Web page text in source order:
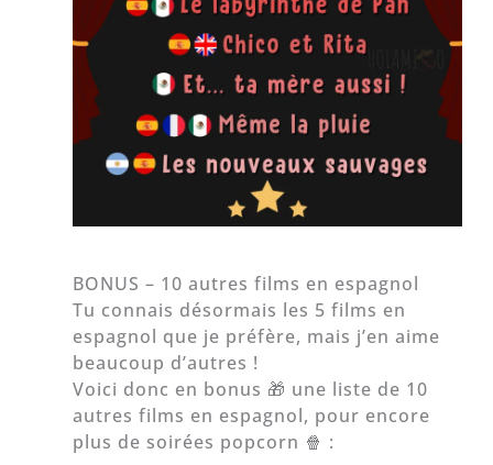
BONUS – 10 autres films en espagnol
Tu connais désormais les 5 films en
espagnol que je préfère, mais j’en aime
beaucoup d’autres !
Voici donc en bonus 🎁 une liste de 10
autres films en espagnol, pour encore
plus de soirées popcorn 🍿 :